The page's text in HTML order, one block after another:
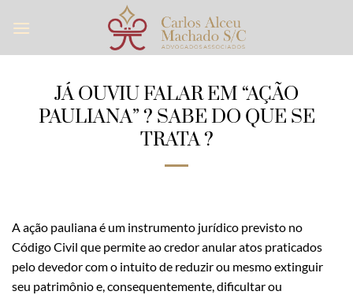
JÁ OUVIU FALAR EM “AÇÃO
PAULIANA” ? SABE DO QUE SE
TRATA ?
A ação pauliana é um instrumento jurídico previsto no
Código Civil que permite ao credor anular atos praticados
pelo devedor com o intuito de reduzir ou mesmo extinguir
seu patrimônio e, consequentemente, dificultar ou